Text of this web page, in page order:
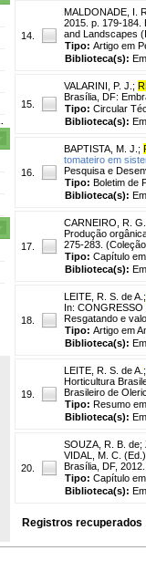
14.
MALDONADE, I.
2015. p. 179-184.
and Landscapes
Tipo: Artigo em
Biblioteca(s):
15.
VALARINI, P. J. ;
Brasília, DF:
Tipo: Circular
Biblioteca(s):
16.
BAPTISTA, M. J. ;
tomateiro em
Pesquisa e
Tipo: Boletim de
Biblioteca(s):
17.
CARNEIRO, R. G.
Produção
275-283.
Tipo: Capítulo
Biblioteca(s):
18.
LEITE, R. S. de A. ;
In: CONGRESSO
Resgatando e
Tipo: Artigo em
Biblioteca(s):
19.
LEITE, R. S. de A. ;
Horticultura
Brasileiro de
Tipo: Resumo
Biblioteca(s):
20.
SOUZA, R. B. de;
VIDAL, M. C.
Brasília, DF, 2012.
Tipo: Capítulo
Biblioteca(s):
Registros recuperados